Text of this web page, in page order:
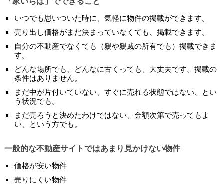
いつでも思いついた時に、気軽に物件の掲載ができます。
売り出し価格がまだ決まっていなくても、掲載できます。
自分の不動産でなくても（親や親戚の所有でも）掲載できま
す。
どんな場所でも、どんなに古くっても、大丈夫です。掲載の
条件はありません。
まだ中が片付いていない、すぐに売れる状態ではない、とい
う状況でも。
まだ売ろうと決めたわけではない、金額次第で売ってもよ
い、という方でも。
一般的な不動産サイトではあまり見かけない物件
価格が安い物件
売りにくい物件